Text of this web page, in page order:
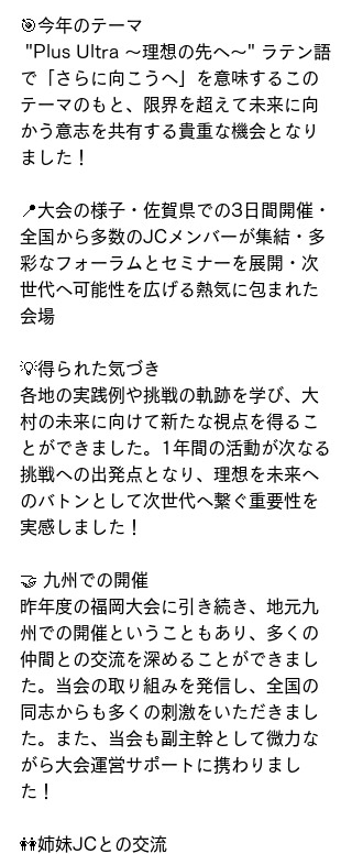
🎯今年のテーマ
で「さらに向こうへ」を意味するこの
テーマのもと、限界を超えて未来に向
かう意志を共有する貴重な機会となり
ました！
📍大会の様子・佐賀県での3日間開催・
全国から多数のJCメンバーが集結・多
彩なフォーラムとセミナーを展開・次
世代へ可能性を広げる熱気に包まれた
会場
💡得られた気づき
各地の実践例や挑戦の軌跡を学び、大
村の未来に向けて新たな視点を得るこ
とができました。1年間の活動が次なる
挑戦への出発点となり、理想を未来へ
のバトンとして次世代へ繋ぐ重要性を
実感しました！
🤝 九州での開催
昨年度の福岡大会に引き続き、地元九
州での開催ということもあり、多くの
仲間との交流を深めることができまし
た。当会の取り組みを発信し、全国の
同志からも多くの刺激をいただきまし
た。また、当会も副主幹として微力な
がら大会運営サポートに携わりまし
た！
👭姉妹JCとの交流